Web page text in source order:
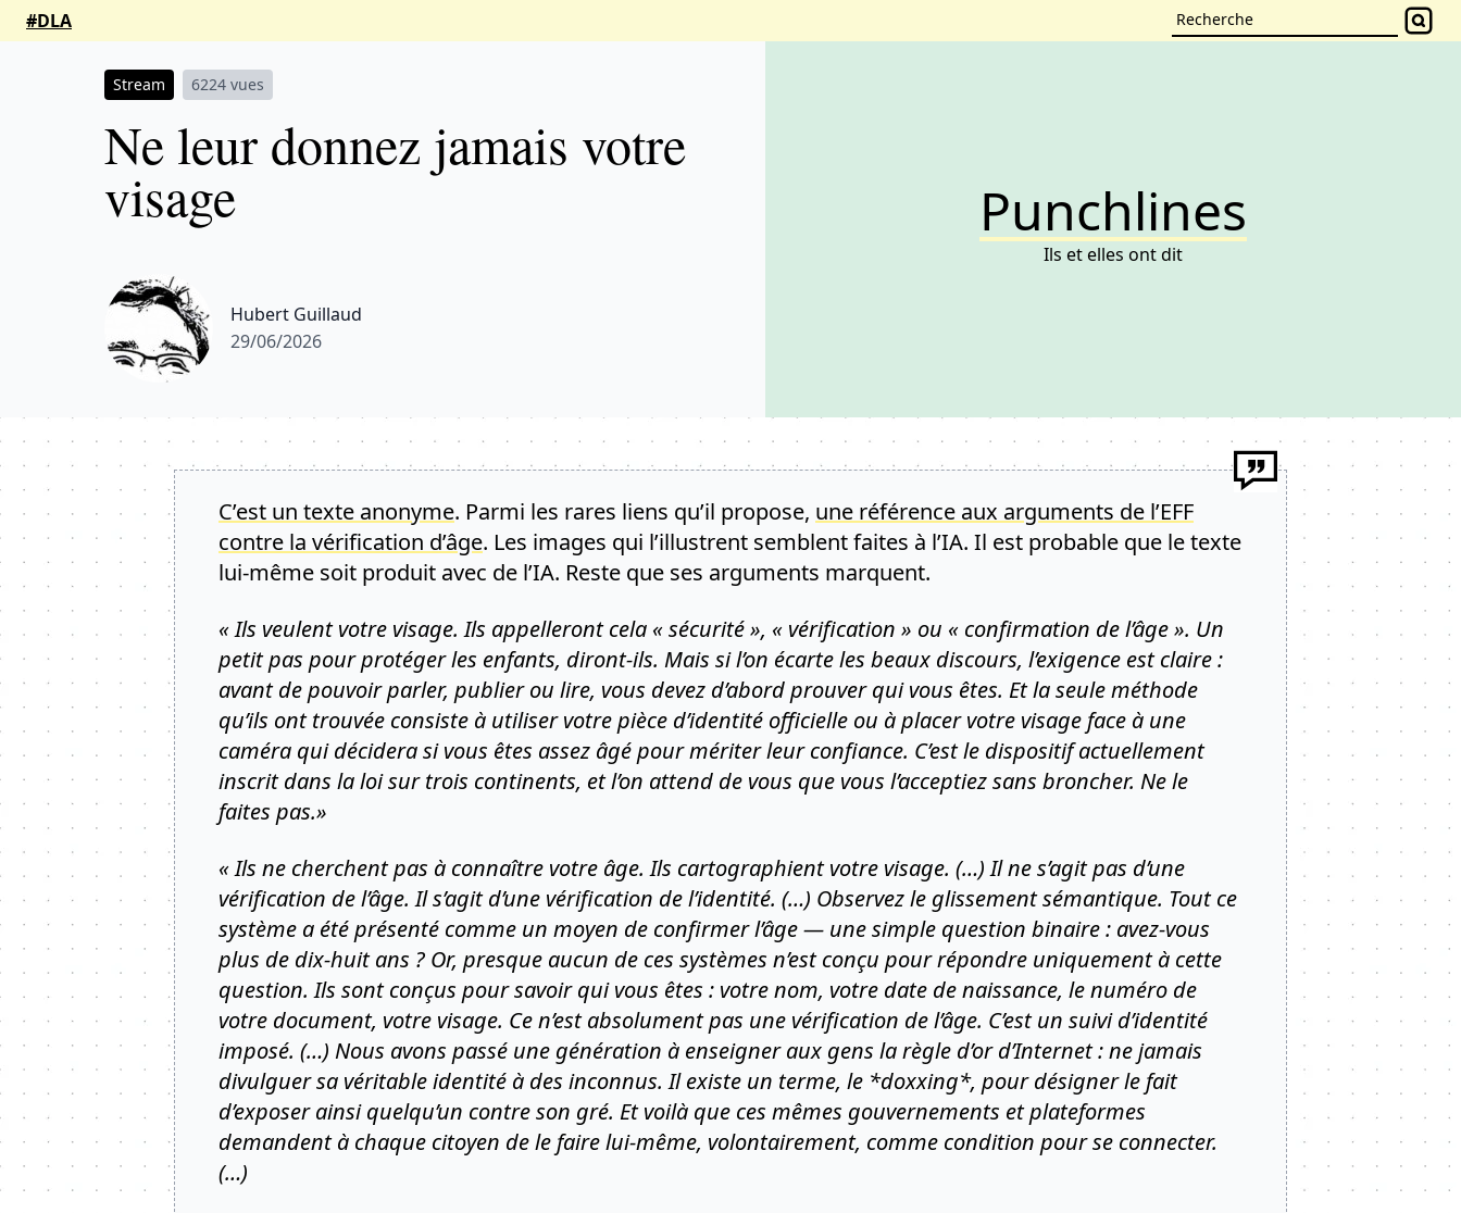
#DLA
Stream 6224 vues
Ne leur donnez jamais votre
visage
Hubert Guillaud
29/06/2026
Punchlines
Ils et elles ont dit
C’est un texte anonyme. Parmi les rares liens qu’il propose, une référence aux arguments de l’EFF
contre la vérification d’âge. Les images qui l’illustrent semblent faites à l’IA. Il est probable que le texte
lui-même soit produit avec de l’IA. Reste que ses arguments marquent.
« Ils veulent votre visage. Ils appelleront cela « sécurité », « vérification » ou « confirmation de l’âge ». Un
petit pas pour protéger les enfants, diront-ils. Mais si l’on écarte les beaux discours, l’exigence est claire :
avant de pouvoir parler, publier ou lire, vous devez d’abord prouver qui vous êtes. Et la seule méthode
qu’ils ont trouvée consiste à utiliser votre pièce d’identité officielle ou à placer votre visage face à une
caméra qui décidera si vous êtes assez âgé pour mériter leur confiance. C’est le dispositif actuellement
inscrit dans la loi sur trois continents, et l’on attend de vous que vous l’acceptiez sans broncher. Ne le
faites pas.»
« Ils ne cherchent pas à connaître votre âge. Ils cartographient votre visage. (…) Il ne s’agit pas d’une
vérification de l’âge. Il s’agit d’une vérification de l’identité. (…) Observez le glissement sémantique. Tout ce
système a été présenté comme un moyen de confirmer l’âge — une simple question binaire : avez-vous
plus de dix-huit ans ? Or, presque aucun de ces systèmes n’est conçu pour répondre uniquement à cette
question. Ils sont conçus pour savoir qui vous êtes : votre nom, votre date de naissance, le numéro de
votre document, votre visage. Ce n’est absolument pas une vérification de l’âge. C’est un suivi d’identité
imposé. (…) Nous avons passé une génération à enseigner aux gens la règle d’or d’Internet : ne jamais
divulguer sa véritable identité à des inconnus. Il existe un terme, le *doxxing*, pour désigner le fait
d’exposer ainsi quelqu’un contre son gré. Et voilà que ces mêmes gouvernements et plateformes
demandent à chaque citoyen de le faire lui-même, volontairement, comme condition pour se connecter.
(…)